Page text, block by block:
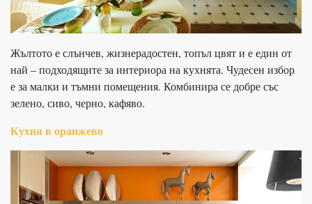
Жълтото е слънчев, жизнерадостен, топъл цвят и е един от
най – подходящите за интериора на кухнята. Чудесен избор
е за малки и тъмни помещения. Комбинира се добре със
зелено, сиво, черно, кафяво.
Кухня в оранжево